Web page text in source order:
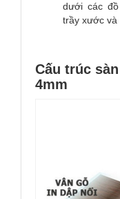
dưới các
trầy xước và
Cấu trúc
4mm